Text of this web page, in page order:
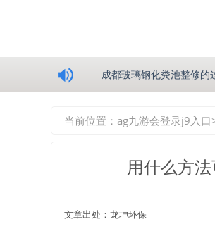
成都玻璃钢化粪池整修的
四川玻璃钢化粪池逐渐
关于重庆玻璃钢化粪池的
当前位置： ag九游会登录j9入口
用什么方
文章出处：龙坤环保